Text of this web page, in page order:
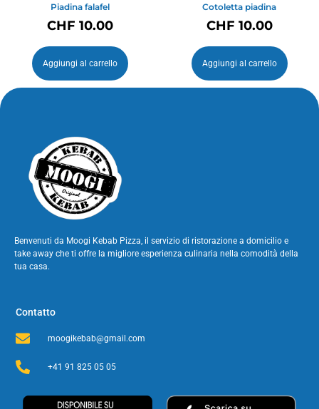
Piadina falafel
CHF 10.00
Aggiungi al carrello
Cotoletta piadina
CHF 10.00
Aggiungi al carrello
Benvenuti da Moogi Kebab Pizza, il servizio di ristorazione a domicilio e
take away che ti offre la migliore esperienza culinaria nella comodità della
tua casa.
Contatto
moogikebab@gmail.com
+41 91 825 05 05